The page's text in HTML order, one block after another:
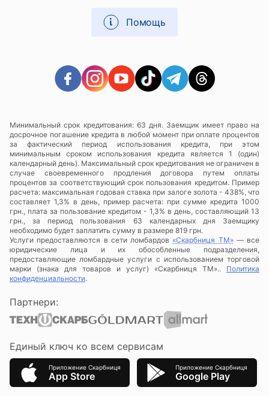
Помощь
Минимальный срок кредитования: 63 дня. Заемщик имеет право на
досрочное погашение кредита в любой момент при оплате процентов
за фактический период использования кредита, при этом
минимальным сроком использования кредита является 1 (один)
календарный день). Максимальный срок кредитования не ограничен в
случае своевременного продления договора путем оплаты
процентов за соответствующий срок пользования кредитом. Пример
расчета: максимальная годовая ставка при залоге золота - 438%, что
составляет 1,3% в день, пример расчета: при сумме кредита 1000
грн., плата за пользование кредитом - 1,3% в день, составляющий 13
грн., за период пользования 63 календарных дня Заемщику
необходимо будет заплатить сумму в размере 819 грн.
Услуги предоставляются в сети ломбардов «Скарбниця ТМ»— все
юридические лица и их обособленные подразделения,
предоставляющие ломбардные услуги с использованием торговой
марки (знака для товаров и услуг) «Скарбниця ТМ».. Политика
конфиденциальности.
Партнери:
Единый ключ ко всем сервисам
Приложение Скарбниця
App Store
Приложение Скарбниця
Google Play